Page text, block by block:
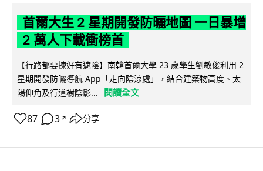
首爾大生 2 星期開發防曬地圖 一日暴增
2 萬人下載衝榜首
【行路都要揀好有遮陰】南韓首爾大學 23 歲學生劉敏俊利用 2
星期開發防曬導航 App「走向陰涼處」，結合建築物高度、太
陽仰角及行道樹陰影...
閱讀全文
87 3 ↗ 分享